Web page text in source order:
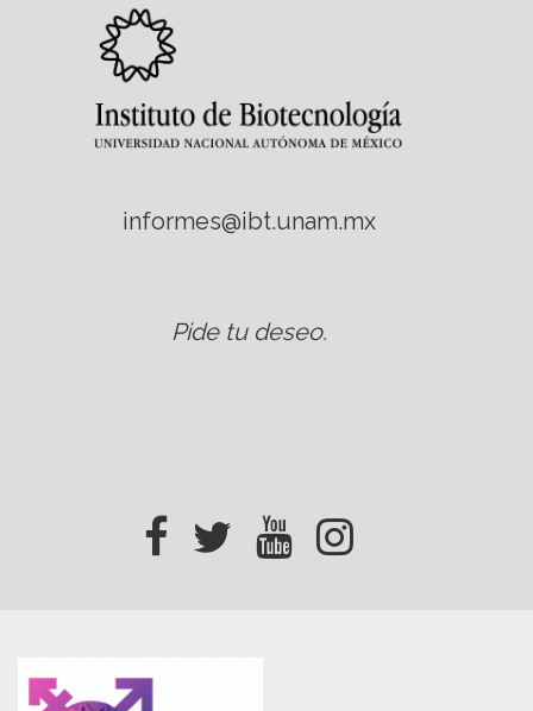
informes@ibt.unam.mx
Pide tu deseo.